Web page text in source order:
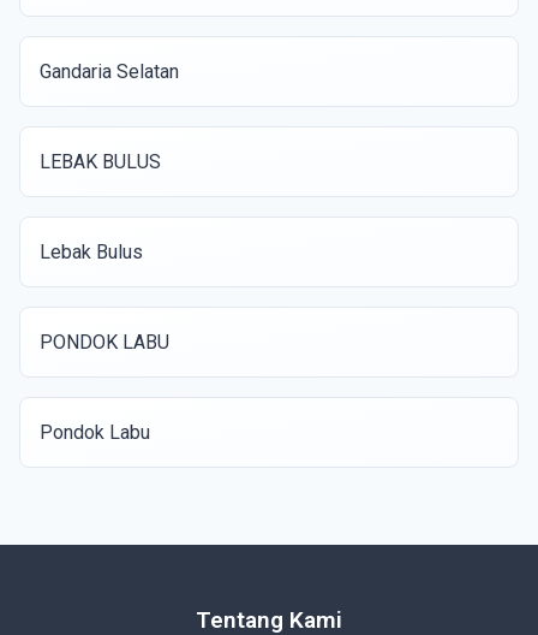
Gandaria Selatan
LEBAK BULUS
Lebak Bulus
PONDOK LABU
Pondok Labu
Tentang Kami